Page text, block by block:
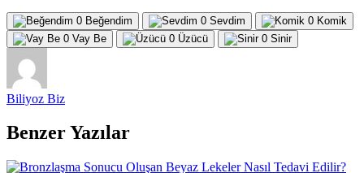
0 Beğendim 0 Sevdim 0 Komik
0 Vay Be 0 Üzücü 0 Sinir
Biliyoz Biz
Benzer Yazılar